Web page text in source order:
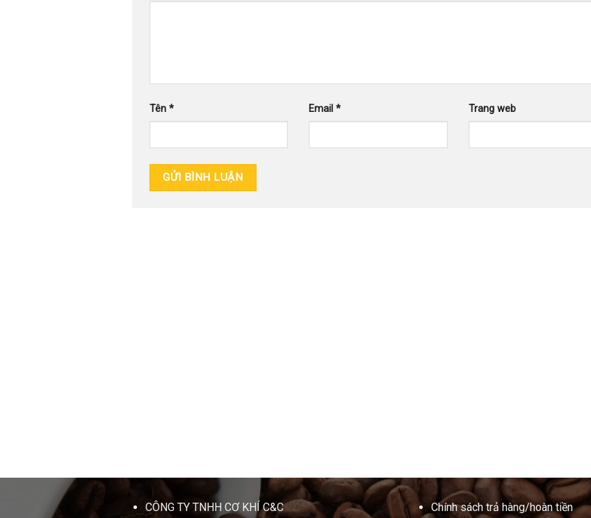
Tên * Email* Trang web
CÔNG TY TNHH CƠ KHÍ C&C Chính sách trả hàng/hoàn tiền